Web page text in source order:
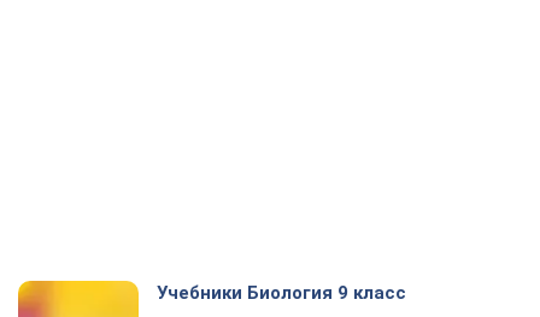
Учебники Биология 9 класс